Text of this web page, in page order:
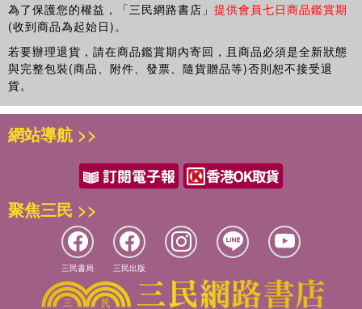
翻開下一頁，河馬的鼻子上掛著一個「包包」。
「包包溜溜溜～冒出來啦！」
畫面上滿是美麗的花朵，頁面只有一句話：
「從花朵裡」。翻開下一頁，花（鼻子）伸出來了。
「聞一聞、聞一聞，好香啊！」
從雲到蜘蛛，從橋到雨……如此一來接連不斷地出現。
這是一本由繪本大師長新太留下的未發表構想，
由荒井良二以奔放筆觸繪製完成的奇想之書，
獻給每一位喜歡「不明所以但超好玩」的孩子和大人。
1.長新太×荒井良二 夢幻雙人合作：
這本書是已故繪本大師長新太留下的未發表草圖，由荒井良二接棒
為了保護您的權益，「三民網路書店」 提供會員七日商品鑑賞期
(收到商品為起始日)。
若要辦理退貨，請在商品鑑賞期內寄回，且商品必須是全新狀態
與完整包裝(商品、附件、發票、隨貨贈品等)否則恕不接受退
貨。
網站導航 >>
聚焦三民 >>
三民書局 三民出版